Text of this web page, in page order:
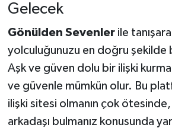
Gelecek
Gönülden Sevenlerile
yolculuğunuzu en doğru şekilde
Aşk ve güven dolu bir ilişki
ve güvenle mümkün olur. Bu
ilişki sitesi olmanın çok
arkadaşı bulmanız konusunda